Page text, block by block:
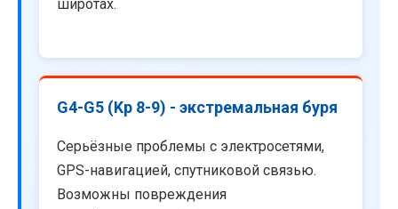
широтах.
G4-G5 (Kp 8-9) - экстремальная буря
Серьёзные проблемы с электросетями,
GPS-навигацией, спутниковой связью.
Возможны повреждения